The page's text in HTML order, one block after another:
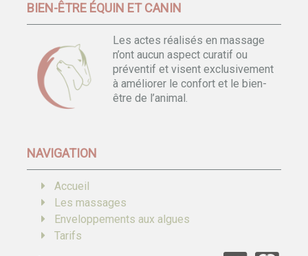
BIEN-ÊTRE ÉQUIN ET CANIN
Les actes réalisés en massage
n’ont aucun aspect curatif ou
préventif et visent exclusivement
à améliorer le confort et le bien-
être de l’animal.
NAVIGATION
Accueil
Les massages
Enveloppements aux algues
Tarifs